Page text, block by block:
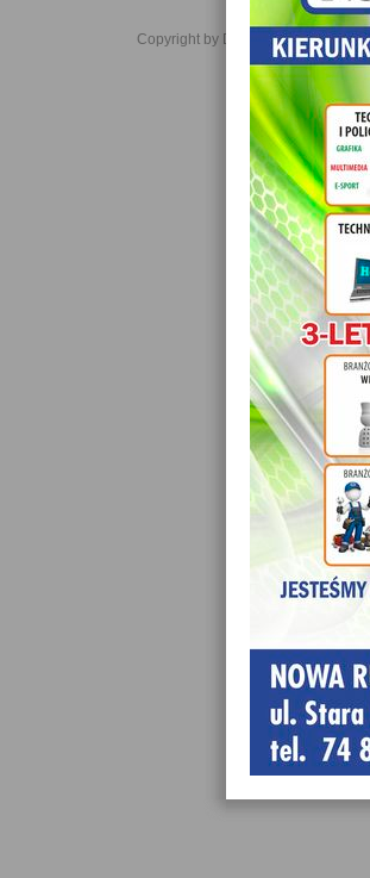
Copyright by Daniel JabĹoĹski